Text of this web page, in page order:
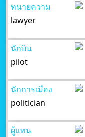
ทนายความ
lawyer
นักบิน
pilot
นักการเมือง
politician
ผู้แทน